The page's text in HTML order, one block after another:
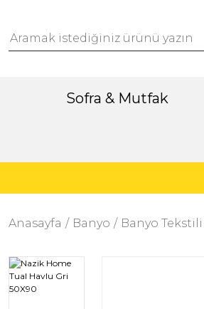
Sofra & Mutfak
Anasayfa Banyo Banyo Tekstili